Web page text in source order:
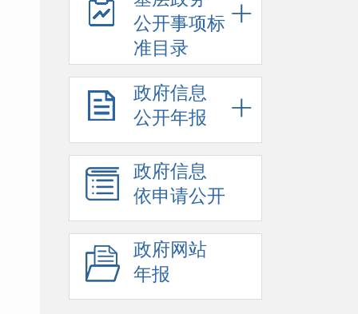
公开事项标
准目录
政府信息
公开年报
政府信息
依申请公开
政府网站
年报